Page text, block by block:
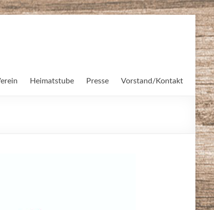
Heimatstube Presse Vorstand/Kontakt